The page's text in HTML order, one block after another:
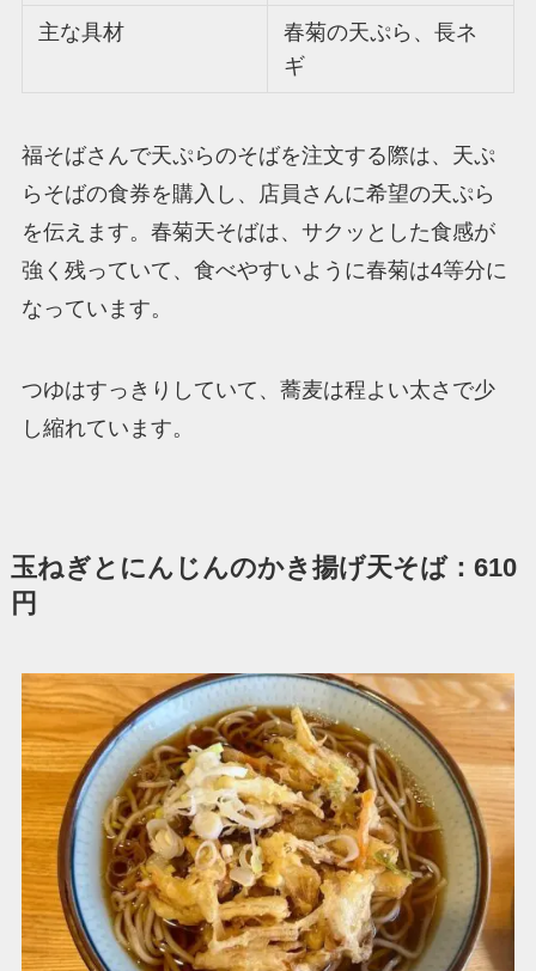
主な具材
春菊の天ぷら、長ネ
ギ
福そばさんで天ぷらのそばを注文する際は、天ぷ
らそばの食券を購入し、店員さんに希望の天ぷら
を伝えます。春菊天そばは、サクッとした食感が
強く残っていて、食べやすいように春菊は4等分に
なっています。
つゆはすっきりしていて、蕎麦は程よい太さで少
し縮れています。
玉ねぎとにんじんのかき揚げ天そば：610
円